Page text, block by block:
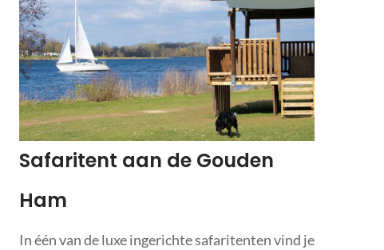
Safaritent aan de Gouden
Ham
In één van de luxe ingerichte safaritenten vind je